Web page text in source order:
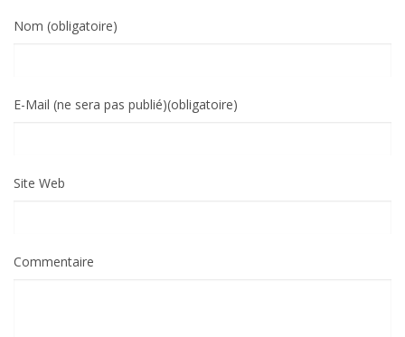
Nom (obligatoire)
E-Mail (ne sera pas publié)(obligatoire)
Site Web
Commentaire